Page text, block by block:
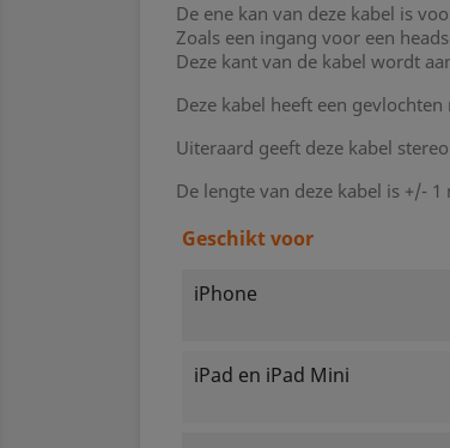
De ene kan van deze kabel is
Zoals een ingang voor een
Deze kant van de kabel wordt
Deze kabel heeft een
Uiteraard geeft deze kabel
De lengte van deze kabel is +/- 1
Geschikt voor
iPhone
iPad en iPad Mini